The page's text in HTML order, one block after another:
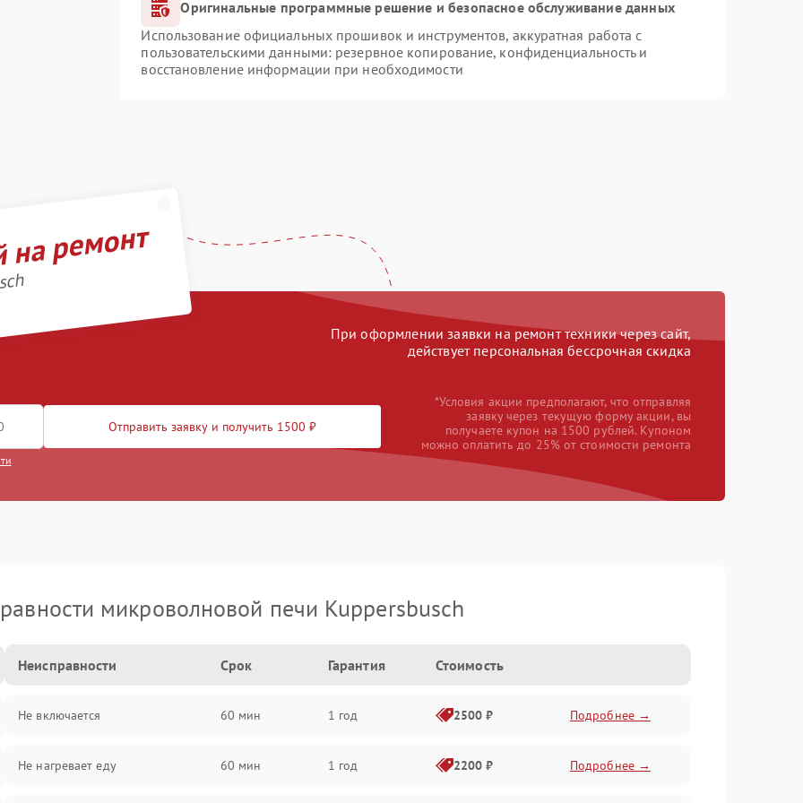
Оригинальные программные решение и безопасное обслуживание данных
Использование официальных прошивок и инструментов, аккуратная работа с
пользовательскими данными: резервное копирование, конфиденциальность и
восстановление информации при необходимости
ремонт
При оформлении заявки на ремонт техники через сайт,
действует персональная бессрочная скидка
Отправить заявку и получить 1500 ₽
*Условия акции предполагают, что отправляя
заявку через текущую форму акции, вы
получаете купон на 1500 рублей. Купоном
можно оплатить до 25% от стоимости ремонта
микроволновой печи Kuppersbusch
Неисправности Срок Гарантия Стоимость
Не включается 60 мин 1 год 2500 ₽ Подробнее →
Не нагревает еду 60 мин 1 год 2200 ₽ Подробнее →